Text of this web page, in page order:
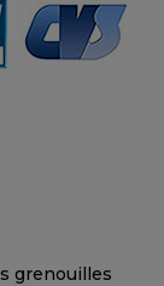
grenouilles